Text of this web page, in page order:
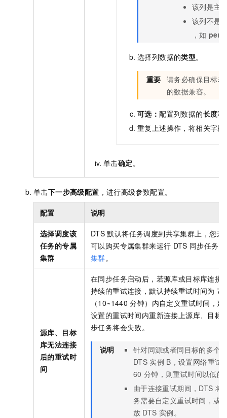
该列是主
该列不是
，如
选择列数据的类型。
重要 请务必确保目标
的数据兼容。
可选：配置列数据的长度和
重复上述操作，将相关字
单击确定 。
单击下一步高级配置 ，进行高级参数配置。
配置 说明
选择调度该
任务的专属
集群
DTS 默认将任务调度到共享集群上，您
可以购买专属集群来运行 DTS 同步任务
集群。
源库、目标
库无法连接
后的重试时
间
在同步任务启动后，若源库或目标库连接
持续的重试连接，默认持续重试时间为
（10~1440 分钟）内自定义重试时间，建
设置的重试时间内重新连接上源库、目标
步任务将会失败。
说明 针对同源或者同目标的多个
DTS 实例 B，设置网络重试
60 分钟，则重试时间以低的
由于连接重试期间，DTS 将
务需要自定义重试时间，或
放 DTS 实例。